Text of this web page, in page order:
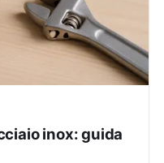
inox: guida